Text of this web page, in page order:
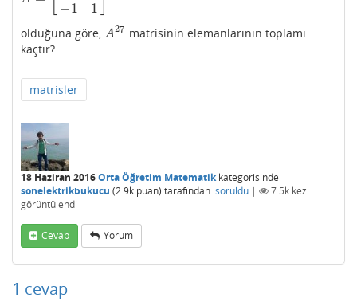
−1
1
olduğuna göre, A27
A27 matrisinin elemanlarının toplamı
kaçtır?
matrisler
18 Haziran 2016Orta Öğretim Matematikkategorisinde
sonelektrikbukucu (2.9k puan) tarafından soruldu | 7.5k kez
görüntülendi
Cevap Yorum
1 cevap